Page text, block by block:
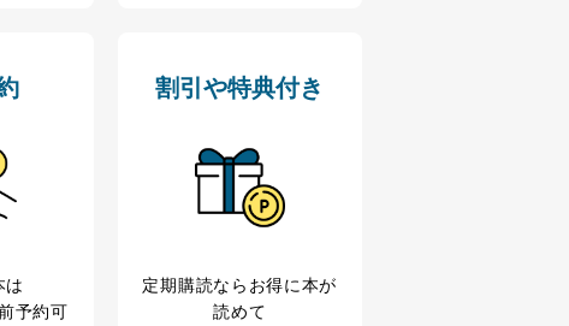
アクセス・利用・提供・管理
は
予約可
割引や特典付き
定期購読なら お得に本が
読めて